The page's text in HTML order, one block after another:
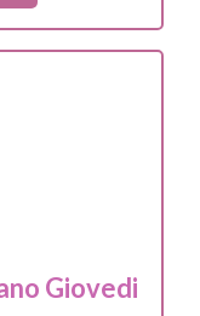
Giovedi